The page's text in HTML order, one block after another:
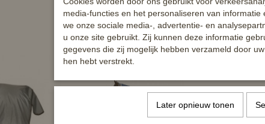
media-functies en het personaliseren van
we onze sociale media-, advertentie- en
u onze site gebruikt. Zij kunnen deze informatie
gegevens die zij mogelijk hebben verzameld door
hen hebt verstrekt.
Later opnieuw tonen